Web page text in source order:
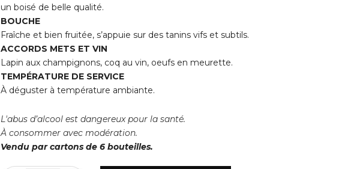
un boisé de belle qualité.
BOUCHE
Fraîche et bien fruitée, s’appuie sur des tanins vifs et subtils.
ACCORDS METS ET VIN
Lapin aux champignons, coq au vin, oeufs en meurette.
TEMPÉRATURE DE SERVICE
À déguster à température ambiante.
L'abus d’alcool est dangereux pour la santé.
À consommer avec modération.
Vendu par cartons de 6 bouteilles.